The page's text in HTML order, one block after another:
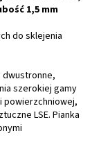
1,5 mm
do sklejenia
dwustronne,
szerokiej gamy
powierzchniowej,
LSE. Pianka